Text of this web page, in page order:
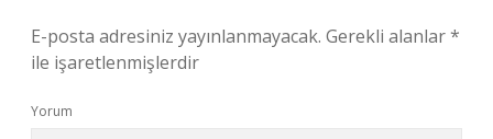
E-posta adresiniz yayınlanmayacak. Gerekli alanlar*
ile işaretlenmişlerdir
Yorum